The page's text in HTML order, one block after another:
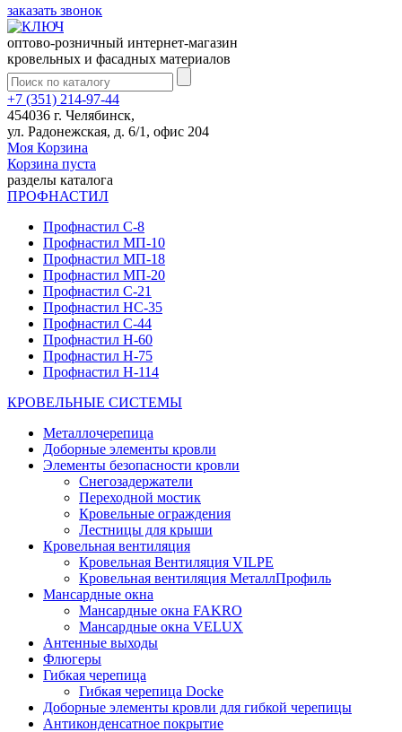
заказать звонок
оптово-розничный интернет-магазин
кровельных и фасадных материалов
+7 (351) 214-97-44
454036 г. Челябинск,
ул. Радонежская, д. 6/1, офис 204
Моя Корзина
Корзина пуста
разделы каталога
ПРОФНАСТИЛ
Профнастил С-8
Профнастил МП-10
Профнастил МП-18
Профнастил МП-20
Профнастил С-21
Профнастил НС-35
Профнастил С-44
Профнастил Н-60
Профнастил Н-75
Профнастил Н-114
КРОВЕЛЬНЫЕ СИСТЕМЫ
Металлочерепица
Доборные элементы кровли
Элементы безопасности кровли
Снегозадержатели
Переходной мостик
Кровельные ограждения
Лестницы для крыши
Кровельная вентиляция
Кровельная Вентиляция VILPE
Кровельная вентиляция МеталлПрофиль
Мансардные окна
Мансардные окна FAKRO
Мансардные окна VELUX
Антенные выходы
Флюгеры
Гибкая черепица
Гибкая черепица Docke
Доборные элементы кровли для гибкой черепицы
Антиконденсатное покрытие